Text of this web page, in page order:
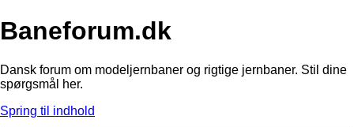
Baneforum.dk
Dansk forum om modeljernbaner og rigtige jernbaner. Stil dine
spørgsmål her.
Spring til indhold